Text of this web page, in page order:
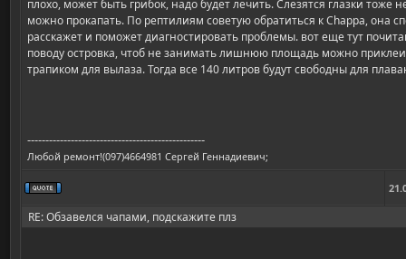
плохо, может быть грибок, надо будет лечить. Слезятся глазки тоже
можно прокапать. По рептилиям советую обратиться к Chappa, она
расскажет и поможет диагностировать проблемы. вот еще тут
поводу островка, чтоб не занимать лишнюю площадь можно
трапиком для вылаза. Тогда все 140 литров будут свободны для
-------------------------------------------------
Любой ремонт!(097)4664981 Сергей Геннадиевич;
RE: Обзавелся чапами, подскажите плз